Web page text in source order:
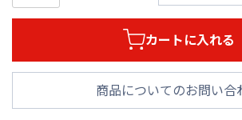
カートに入れる
商品についてのお問い合